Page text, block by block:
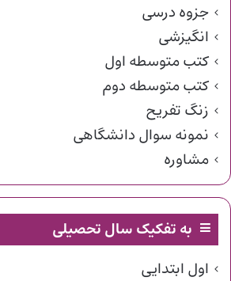
جزوه درسی
انگیزشی
کتب متوسطه اول
کتب متوسطه دوم
زنگ تفریح
نمونه سوال دانشگاهی
مشاوره
به تفکیک سال تحصیلی
اول ابتدایی